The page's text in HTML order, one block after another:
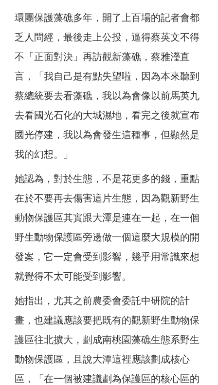
環團保護藻礁多年，開了上百場的記者會都
乏人問經，最後走上公投，逼得蔡英文不得
不「正面對決」再訪觀新藻礁 ，蔡雅瀅直
言，「我自己是有點失望啦，因為本來聽到
蔡總統要去看藻礁，我以為會像以前馬英九
去看國光石化的大城濕地，看完之後就宣布
國光停建，我以為會發生這種事，但顯然是
我的幻想。」
她認為，對於生態，不是花更多的錢，重點
在於不要再去傷害這片生態，因為觀新野生
動物保護區其實跟大潭是連在一起，在一個
野生動物保護區旁邊做一個這麼大規模的開
發案，它一定會受到影響，幾乎用常識來想
就覺得不太可能受到影響。
她指出，尤其之前農委會委託中研院的計
畫，也建議應該要把既有的觀新野生動物保
護區往北擴大，劃成南桃園藻礁生態系野生
動物保護區，且說大潭這裡應該劃成核心
區，「在一個被建議劃為保護區的核心區的